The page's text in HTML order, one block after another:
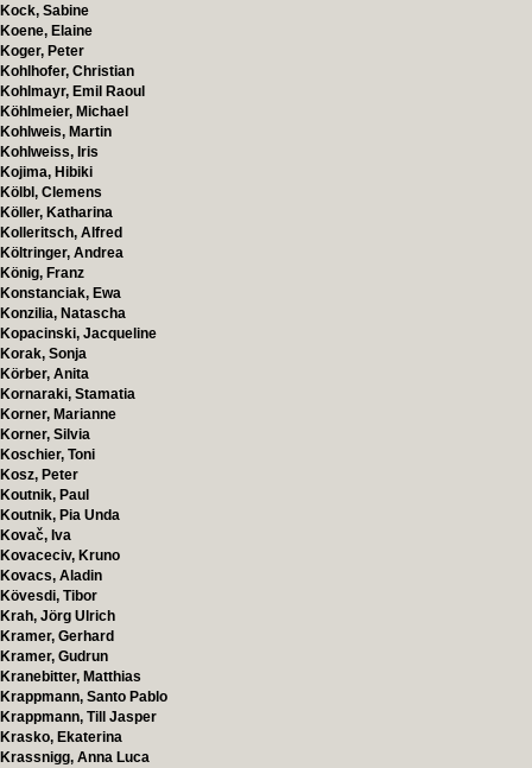
Kock, Sabine
Koene, Elaine
Koger, Peter
Kohlhofer, Christian
Kohlmayr, Emil Raoul
Köhlmeier, Michael
Kohlweis, Martin
Kohlweiss, Iris
Kojima, Hibiki
Kölbl, Clemens
Köller, Katharina
Kolleritsch, Alfred
Költringer, Andrea
König, Franz
Konstanciak, Ewa
Konzilia, Natascha
Kopacinski, Jacqueline
Korak, Sonja
Körber, Anita
Kornaraki, Stamatia
Korner, Marianne
Korner, Silvia
Koschier, Toni
Kosz, Peter
Koutnik, Paul
Koutnik, Pia Unda
Kovač, Iva
Kovaceciv, Kruno
Kovacs, Aladin
Kövesdi, Tibor
Krah, Jörg Ulrich
Kramer, Gerhard
Kramer, Gudrun
Kranebitter, Matthias
Krappmann, Santo Pablo
Krappmann, Till Jasper
Krasko, Ekaterina
Krassnigg, Anna Luca